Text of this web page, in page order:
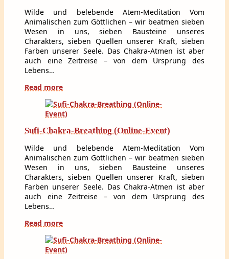
Wilde und belebende Atem-Meditation Vom
Animalischen zum Göttlichen – wir beatmen sieben
Wesen in uns, sieben Bausteine unseres
Charakters, sieben Quellen unserer Kraft, sieben
Farben unserer Seele. Das Chakra-Atmen ist aber
auch eine Zeitreise – von dem Ursprung des
Lebens…
Read more
Sufi-Chakra-Breathing (Online-Event)
Wilde und belebende Atem-Meditation Vom
Animalischen zum Göttlichen – wir beatmen sieben
Wesen in uns, sieben Bausteine unseres
Charakters, sieben Quellen unserer Kraft, sieben
Farben unserer Seele. Das Chakra-Atmen ist aber
auch eine Zeitreise – von dem Ursprung des
Lebens…
Read more